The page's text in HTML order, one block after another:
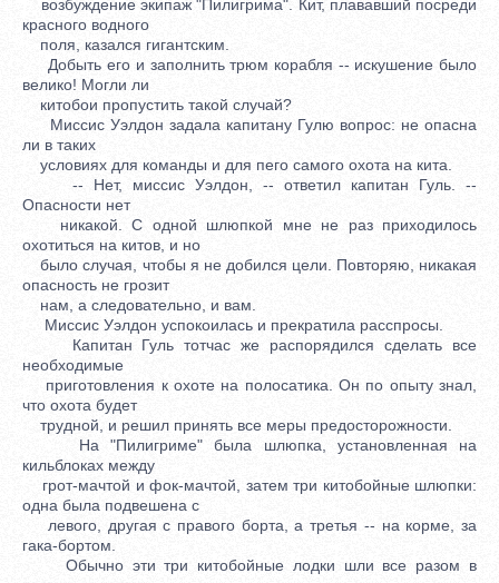
возбуждение экипаж "Пилигрима". Кит, плававший посреди
красного водного
поля, казался гигантским.
Добыть его и заполнить трюм корабля -- искушение было
велико! Могли ли
китобои пропустить такой случай?
Миссис Уэлдон задала капитану Гулю вопрос: не опасна
ли в таких
условиях для команды и для пего самого охота на кита.
-- Нет, миссис Уэлдон, -- ответил капитан Гуль. --
Опасности нет
никакой. С одной шлюпкой мне не раз приходилось
охотиться на китов, и но
было случая, чтобы я не добился цели. Повторяю, никакая
опасность не грозит
нам, а следовательно, и вам.
Миссис Уэлдон успокоилась и прекратила расспросы.
Капитан Гуль тотчас же распорядился сделать все
необходимые
приготовления к охоте на полосатика. Он по опыту знал,
что охота будет
трудной, и решил принять все меры предосторожности.
На "Пилигриме" была шлюпка, установленная на
кильблоках между
грот-мачтой и фок-мачтой, затем три китобойные шлюпки:
одна была подвешена с
левого, другая с правого борта, а третья -- на корме, за
гака-бортом.
Обычно эти три китобойные лодки шли все разом в